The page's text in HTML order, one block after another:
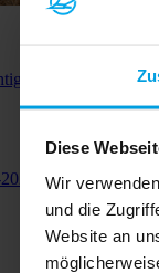
Diese
Wir
und die
Website an